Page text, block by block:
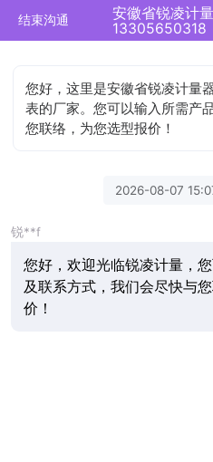
结束沟通
13305650318
您好，这里是安徽省锐凌计量
表的厂家。您可以输入所需产
您联络，为您选型报价！
2026-08-07
锐**f
您好，欢迎光临锐凌计量，
及联系方式，我们会尽快与
价！